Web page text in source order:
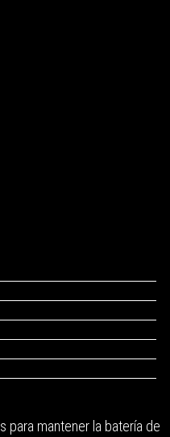
para mantener la batería de